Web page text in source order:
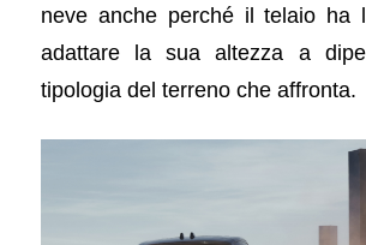
neve anche perché il telaio ha
adattare la sua altezza a
tipologia del terreno che affronta.